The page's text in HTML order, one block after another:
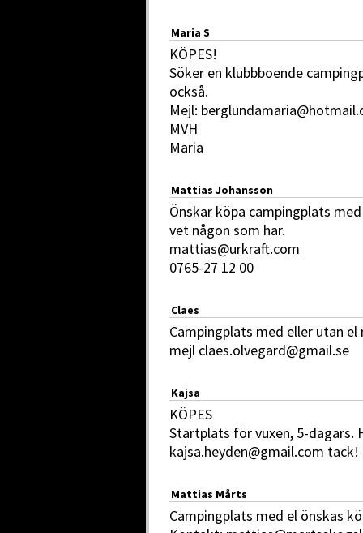
Maria S
KÖPES!
Söker en klubbboende
också.
Mejl:
MVH
Maria
Mattias Johansson
Önskar köpa campingplats
vet någon som har.
mattias@urkraft.com
0765-27 12 00
Claes
Campingplats med eller utan
mejl claes.olvegard@gmail.se
Kajsa
KÖPES
Startplats för vuxen, 5-dagars.
kajsa.heyden@gmail.com tack!
Mattias Mårts
Campingplats med el önskas